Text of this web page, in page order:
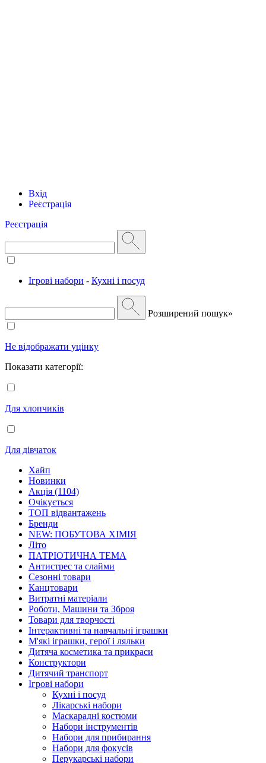
Вхід
Реєстрація
Реєстрація
Ігрові набори - Кухні і посуд
Розширений пошук»
Не відображати уцінку
Показати категорії:
Для хлопчиків
Для дівчаток
Хайп
Новинки
Акція (1104)
Очікується
ТОП відвантажень
Бренди
NEW: ПОБУТОВА ХІМІЯ
Літо
ПАТРІОТИЧНА ТЕМА
Антистрес та слайми
Сезонні товари
Канцтовари
Витратні матеріали
Роботи, Машини та Зброя
Товари для творчості
Інтерактивні та навчальні іграшки
М'які іграшки, герої і ляльки
Дитяча косметика та прикраси
Конструктори
Дитячий транспорт
Ігрові набори
Кухні і посуд
Лікарські набори
Маскарадні костюми
Набори інструментів
Набори для прибирання
Набори для фокусів
Перукарські набори